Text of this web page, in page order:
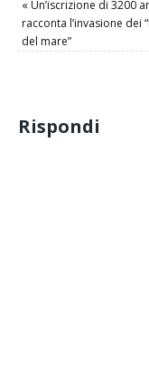
« Un’iscrizione di 3200
racconta l’invasione dei
del mare”
Rispondi